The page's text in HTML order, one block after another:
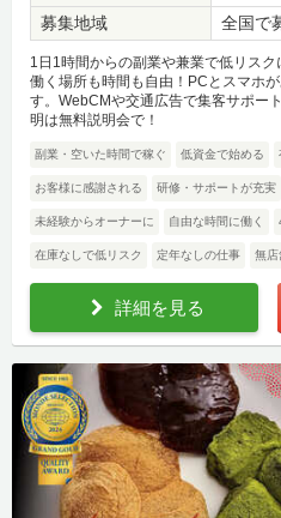
募集地域
全国で
1日1時間からの副業や兼業で低リスク
働く場所も時間も自由！PCとスマホ
す。WebCMや交通広告で集客サポー
明は無料説明会で！
副業・空いた時間で稼ぐ 低資金で始める
お客様に感謝される 研修・サポートが充実
未経験からオーナーに 自由な時間に働く
在庫なしで低リスク 定年なしの仕事 無店
詳細を見る